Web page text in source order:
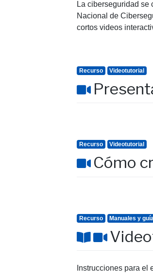
La ciberseguridad se
Nacional de
cortos videos
Recurso Videotutorial
Recurso Videotutorial
Cómo
Recurso Manuales y
Instrucciones para el